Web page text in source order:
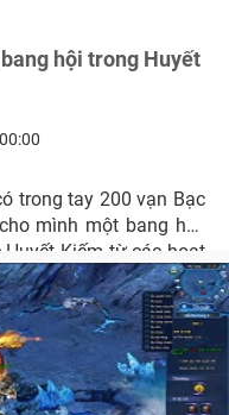
hội trong Huyết
trong tay 200 vạn Bạc
mình một bang hội,
Kiếm từ các hoạt
đoạt, phe chiến liên